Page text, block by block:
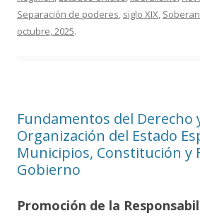
Separación de poderes, siglo XIX,
octubre, 2025.
Fundamentos del Derecho
Organización del Estado
Municipios, Constitución y
Gobierno
Promoción de la